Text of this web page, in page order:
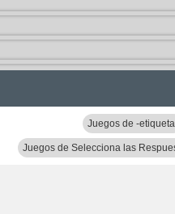
Juegos de -
Juegos de Selecciona las